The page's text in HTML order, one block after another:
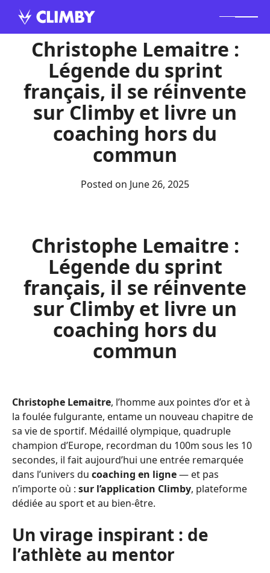
Christophe Lemaitre :
Légende du sprint
français, il se réinvente
sur Climby et livre un
coaching hors du
commun
Posted on June 26, 2025
‍Christophe Lemaitre :
Légende du sprint
français, il se réinvente
sur Climby et livre un
coaching hors du
commun
Christophe Lemaitre, l’homme aux pointes d’or et à
la foulée fulgurante, entame un nouveau chapitre de
sa vie de sportif. Médaillé olympique, quadruple
champion d’Europe, recordman du 100m sous les 10
secondes, il fait aujourd’hui une entrée remarquée
dans l’univers du coaching en ligne— et pas
n’importe où : sur l’application Climby, plateforme
dédiée au sport et au bien-être.
Un virage inspirant : de
l’athlète au mentor